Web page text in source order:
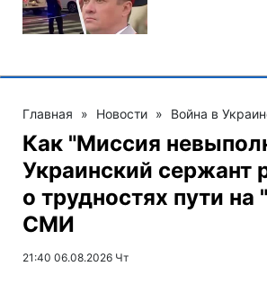
Главная » Новости » Война в
Как "Миссия
Украинский сержант
о трудностях пути на
СМИ
21:40 06.08.2026 Чт